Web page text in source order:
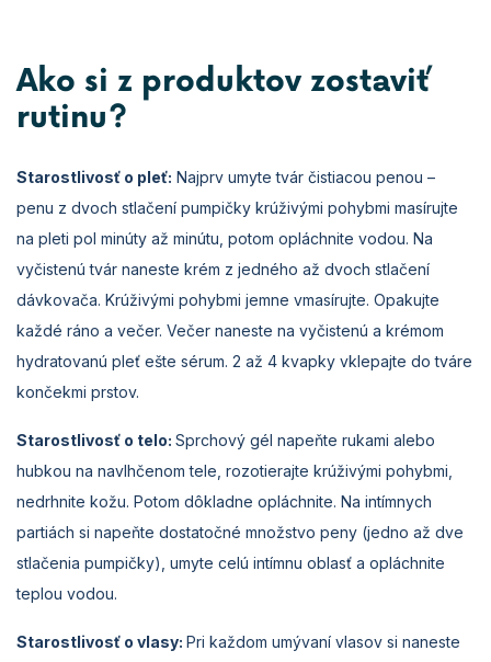
Ako si z produktov zostaviť
rutinu?
Starostlivosť o pleť: Najprv umyte tvár čistiacou penou –
penu z dvoch stlačení pumpičky krúživými pohybmi masírujte
na pleti pol minúty až minútu, potom opláchnite vodou. Na
vyčistenú tvár naneste krém z jedného až dvoch stlačení
dávkovača. Krúživými pohybmi jemne vmasírujte. Opakujte
každé ráno a večer. Večer naneste na vyčistenú a krémom
hydratovanú pleť ešte sérum. 2 až 4 kvapky vklepajte do tváre
končekmi prstov.
Starostlivosť o telo: Sprchový gél napeňte rukami alebo
hubkou na navlhčenom tele, rozotierajte krúživými pohybmi,
nedrhnite kožu. Potom dôkladne opláchnite. Na intímnych
partiách si napeňte dostatočné množstvo peny (jedno až dve
stlačenia pumpičky), umyte celú intímnu oblasť a opláchnite
teplou vodou.
Starostlivosť o vlasy: Pri každom umývaní vlasov si naneste